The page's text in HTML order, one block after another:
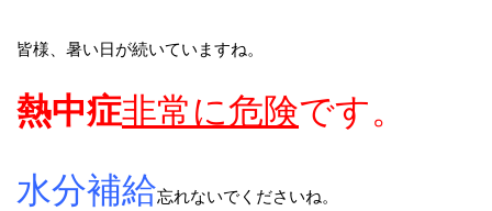
皆様、暑い日が続いていますね。
熱中症非常に危険です。
水分補給忘れないでくださいね。